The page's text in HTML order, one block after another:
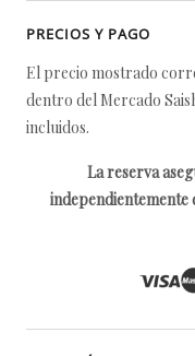
PRECIOS Y PAGO
El precio mostrado
dentro del Mercado
incluidos.
La reserva
independientemente